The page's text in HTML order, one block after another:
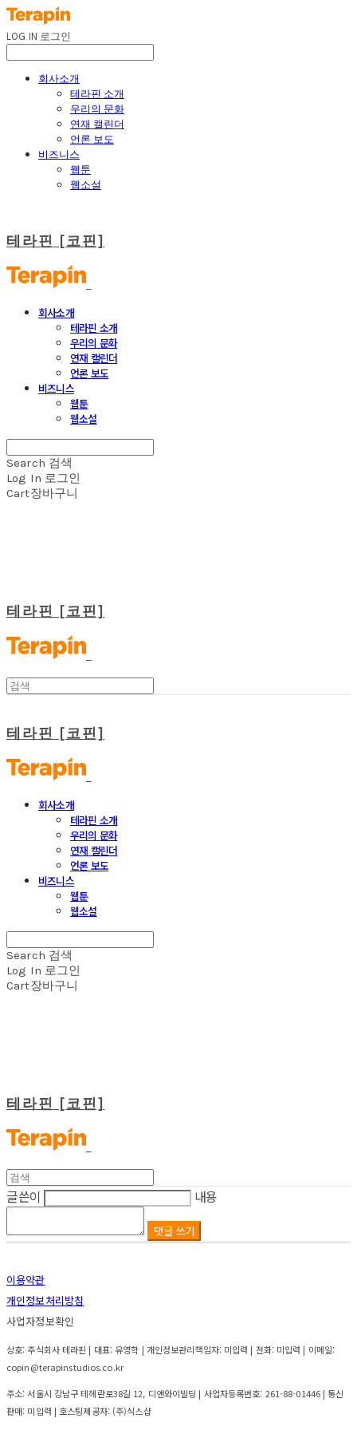
LOG IN 로그인
회사소개
테라핀 소개
우리의 문화
연재 캘린더
언론 보도
비즈니스
웹툰
웹소설
테라핀 [코핀]
회사소개
테라핀 소개
우리의 문화
연재 캘린더
언론 보도
비즈니스
웹툰
웹소설
Search 검색
Log In 로그인
Cart장바구니
테라핀 [코핀]
테라핀 [코핀]
회사소개
테라핀 소개
우리의 문화
연재 캘린더
언론 보도
비즈니스
웹툰
웹소설
Search 검색
Log In 로그인
Cart장바구니
테라핀 [코핀]
글쓴이 내용
댓글 쓰기
이용약관
개인정보처리방침
사업자정보확인
상호: 주식회사 테라핀 | 대표: 유영학 | 개인정보관리책임자: 미입력 | 전화: 미입력 | 이메일:
copin@terapinstudios.co.kr
주소: 서울시 강남구 테헤란로38길 12, 디앤와이빌딩 | 사업자등록번호: 261-88-01446| 통신
판매: 미입력 | 호스팅제공자: (주)식스샵